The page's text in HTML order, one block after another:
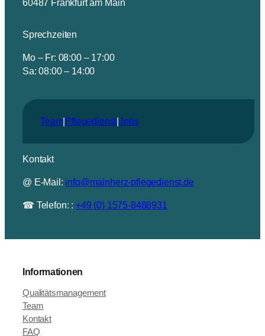
60487 Frankfurt am Main
Sprechzeiten
Mo – Fr: 08:00 – 17:00
Sa: 08:00 – 14:00
Team| Pflegedienst|Jobs
Kontakt
@ E-Mail: info@mainherz-pflegedienst.de
☎ Telefon: : +49 (0) 1575-8488931
Informationen
Qualitätsmanagement
Team
Kontakt
FAQ